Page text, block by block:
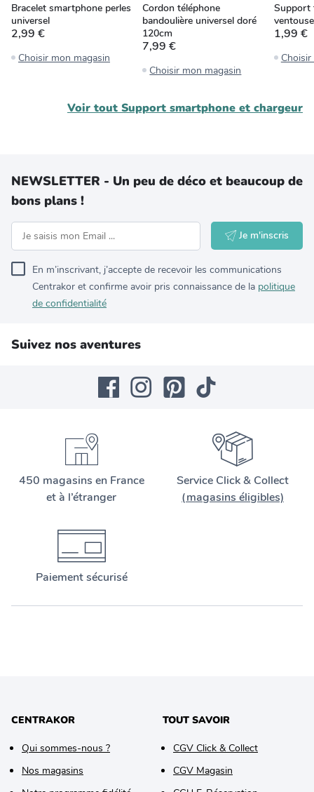
Bracelet smartphone perles
universel
2,99 €
Choisir mon magasin
Cordon téléphone
bandoulière universel doré
120cm
7,99 €
Choisir mon magasin
Support
1,99 €
Voir tout Support smartphone et chargeur
NEWSLETTER - Un peu de déco et beaucoup de
bons plans !
Je m'inscris
En m’inscrivant, j’accepte de recevoir les communications
Centrakor et confirme avoir pris connaissance de la politique
de confidentialité
Suivez nos aventures
450 magasins en France
et à l’étranger
Service Click & Collect
(magasins éligibles)
Paiement sécurisé
CENTRAKOR
Qui sommes-nous ?
Nos magasins
TOUT SAVOIR
CGV Click & Collect
CGV Magasin